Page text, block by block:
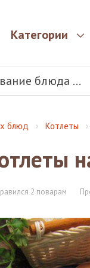
Категории
блюд Котлеты
2 поварам